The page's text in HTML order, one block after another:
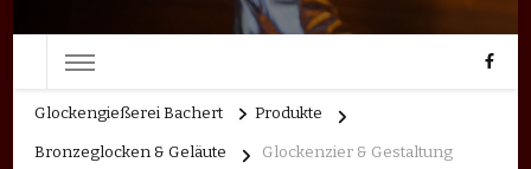
Glockengießerei Bachert Produkte
Bronzeglocken & Geläute Glockenzier & Gestaltung